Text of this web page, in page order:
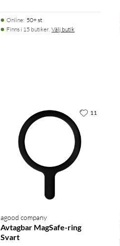
Online: 50+ st
Finns i 15 butiker. Välj butik
agood company
Avtagbar MagSafe-ring
Svart
11